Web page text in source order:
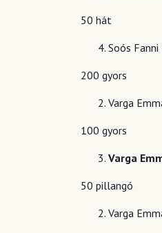
50 hát
Soós
200 gyors
Varga
100 gyors
Varga
50 pillangó
Varga